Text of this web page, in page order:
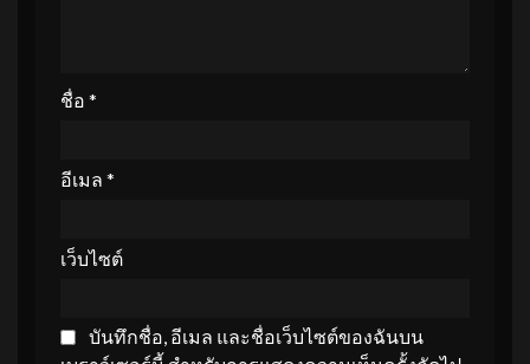
ชื่อ *
อีเมล *
เว็บไซต์
บันทึกชื่อ, อีเมล และชื่อเว็บไซต์ของฉันบน